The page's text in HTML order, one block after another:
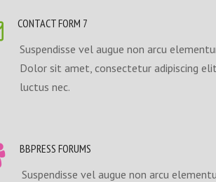
CONTACT FORM 7
Suspendisse vel augue non arcu
Dolor sit amet, consectetur adipiscing
luctus nec.
BBPRESS FORUMS
Suspendisse vel augue non arcu